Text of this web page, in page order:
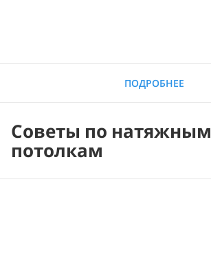
ПОДРОБНЕЕ
Советы по натяжным
потолкам